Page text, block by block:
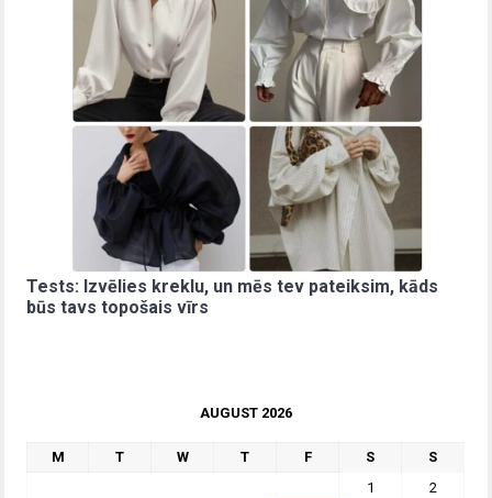
Tests: Izvēlies kreklu, un mēs tev pateiksim, kāds
būs tavs topošais vīrs
AUGUST 2026
M T W T F S
S
1
2